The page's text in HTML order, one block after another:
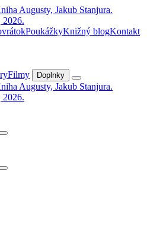
PoukážkyKnižný blogKontakt
Filmy Doplnky